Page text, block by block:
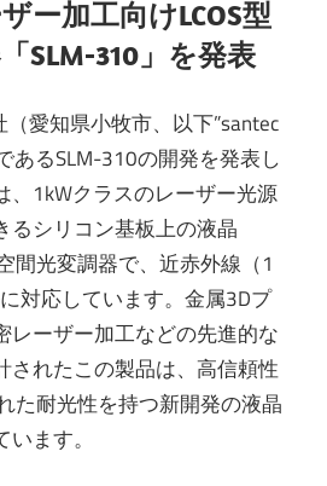
ー加工向けLCOS型
SLM-310」を発表
（愛知県小牧市、以下”santec
あるSLM-310の開発を発表し
、 1kWクラスのレーザー光源
るシリコン基板上の液晶
間光変調器で、近赤外線（1
対応しています。金属3Dプ
レーザー加工などの先進的な
されたこの製品は、高信頼性
た耐光性を持つ新開発の液晶
ます。